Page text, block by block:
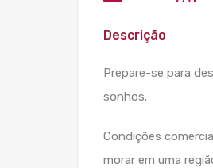
Descrição
Prepare-se para
sonhos.
Condições
morar em uma